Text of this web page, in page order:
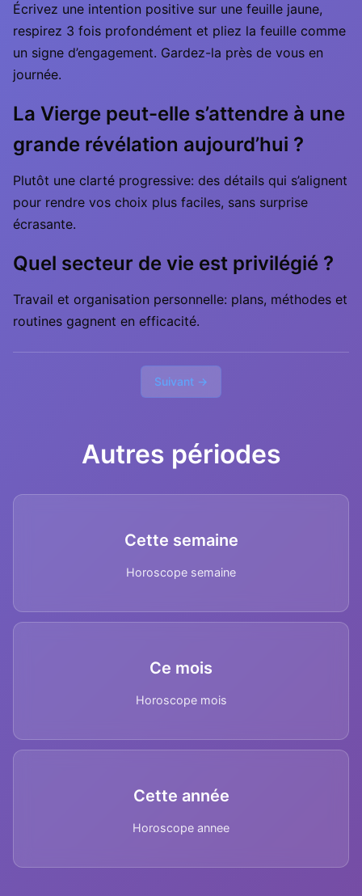
Écrivez une intention positive sur une feuille jaune,
respirez 3 fois profondément et pliez la feuille comme
un signe d’engagement. Gardez-la près de vous en
journée.
La Vierge peut-elle s’attendre à une
grande révélation aujourd’hui ?
Plutôt une clarté progressive: des détails qui s’alignent
pour rendre vos choix plus faciles, sans surprise
écrasante.
Quel secteur de vie est privilégié ?
Travail et organisation personnelle: plans, méthodes et
routines gagnent en efficacité.
Suivant →
Autres périodes
Cette semaine
Horoscope semaine
Ce mois
Horoscope mois
Cette année
Horoscope annee